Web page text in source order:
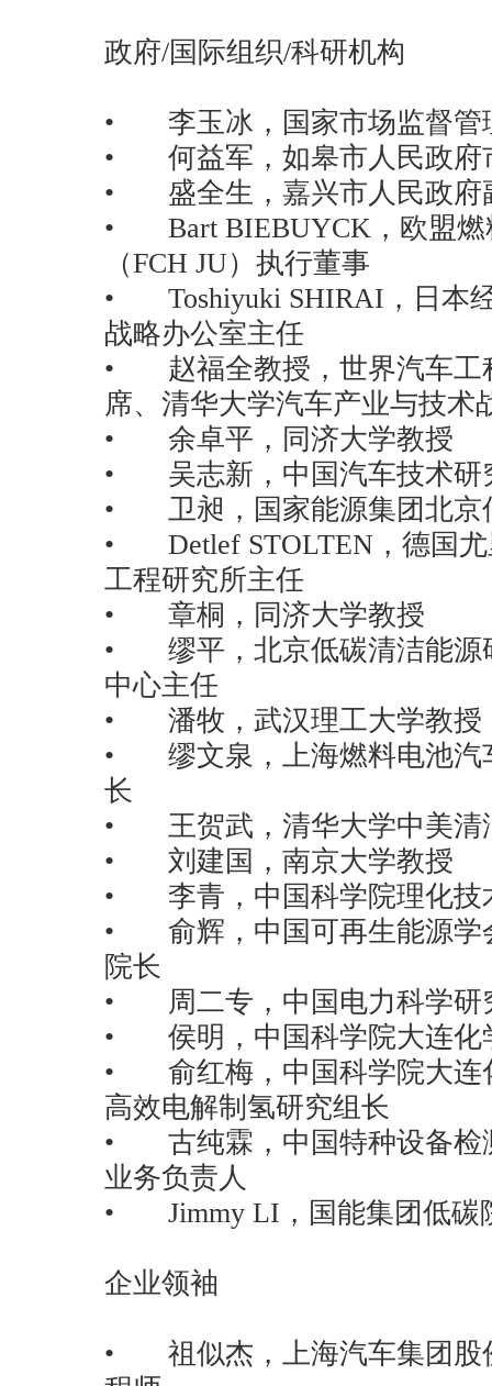
政府/国际组织/科研机构
• 李玉冰，国家市场监督管
• 何益军，如皋市人民政府
• 盛全生，嘉兴市人民政府
• Bart BIEBUYCK，欧盟燃
（FCH JU）执行董事
• Toshiyuki SHIRAI，日本
战略办公室主任
• 赵福全教授，世界汽车工
席、清华大学汽车产业与技术
• 余卓平，同济大学教授
• 吴志新，中国汽车技术研
• 卫昶，国家能源集团北京
• Detlef STOLTEN，德国尤
工程研究所主任
• 章桐，同济大学教授
• 缪平，北京低碳清洁能源
中心主任
• 潘牧，武汉理工大学教授
• 缪文泉，上海燃料电池汽
长
• 王贺武，清华大学中美清
• 刘建国，南京大学教授
• 李青，中国科学院理化技
• 俞辉，中国可再生能源学
院长
• 周二专，中国电力科学研
• 侯明，中国科学院大连化
• 俞红梅，中国科学院大连
高效电解制氢研究组长
• 古纯霖，中国特种设备检
业务负责人
• Jimmy LI，国能集团低碳
企业领袖
• 祖似杰，上海汽车集团股